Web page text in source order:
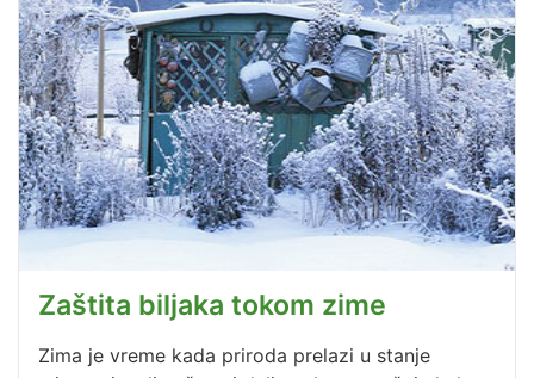
Zaštita biljaka tokom zime
Zima je vreme kada priroda prelazi u stanje